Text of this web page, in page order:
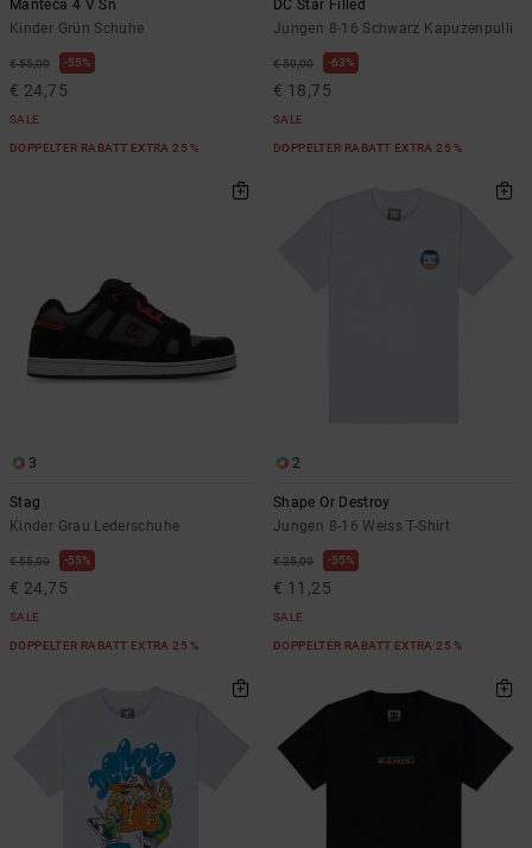
Manteca 4 V Sn
Kinder Grün Schuhe
€ 55,00 55%
€ 24,75
SALE
DOPPELTER RABATT EXTRA 25 %
DC Star Filled
Jungen 8-16 Schwarz Kapuzenpulli
€ 50,00 63%
€ 18,75
SALE
DOPPELTER RABATT EXTRA 25 %
3
Stag
Kinder Grau Lederschuhe
€ 55,00 55%
€ 24,75
SALE
DOPPELTER RABATT EXTRA 25 %
2
Shape Or Destroy
Jungen 8-16 Weiss T-Shirt
€ 25,00 55%
€ 11,25
SALE
DOPPELTER RABATT EXTRA 25 %